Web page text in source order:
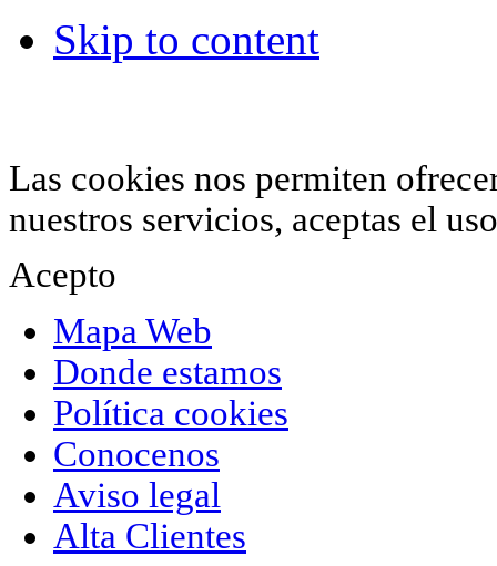
Skip to content
Las cookies nos permiten
nuestros servicios, aceptas el
Acepto
Mapa Web
Donde estamos
Política cookies
Conocenos
Aviso legal
Alta Clientes